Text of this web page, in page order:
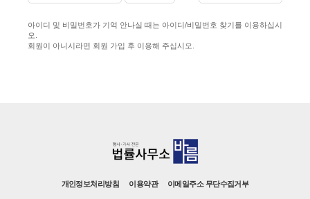
아이디 및 비밀번호가 기억 안나실 때는 아이디/비밀번호 찾기를 이용하십시
오.
회원이 아니시라면 회원 가입 후 이용해 주십시오.
개인정보처리방침 이용약관 이메일주소 무단수집거부